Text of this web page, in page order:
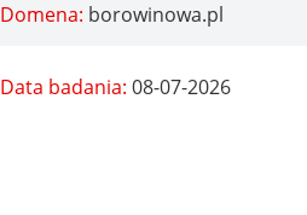
Domena: borowinowa.pl
Data badania: 08-07-2026